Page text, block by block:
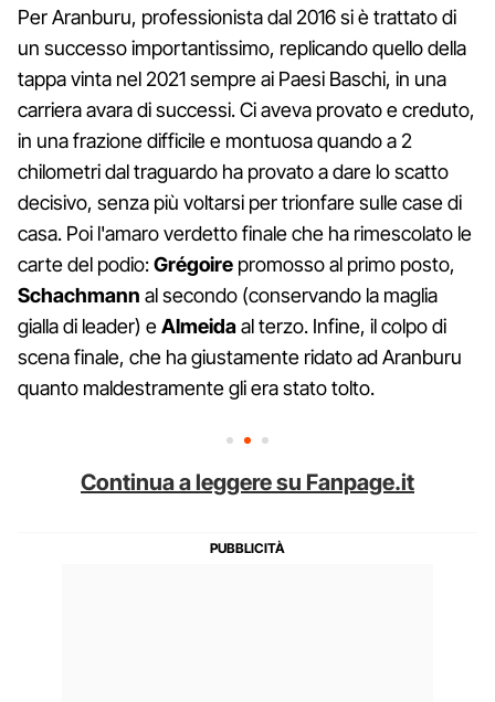
Per Aranburu, professionista dal 2016 si è trattato di
un successo importantissimo, replicando quello della
tappa vinta nel 2021 sempre ai Paesi Baschi, in una
carriera avara di successi. Ci aveva provato e creduto,
in una frazione difficile e montuosa quando a 2
chilometri dal traguardo ha provato a dare lo scatto
decisivo, senza più voltarsi per trionfare sulle case di
casa. Poi l'amaro verdetto finale che ha rimescolato le
carte del podio:Grégoire promosso al primo posto,
Schachmann al secondo (conservando la maglia
gialla di leader) eAlmeidaal terzo. Infine, il colpo di
scena finale, che ha giustamente ridato ad Aranburu
quanto maldestramente gli era stato tolto.
Continua a leggere su Fanpage.it